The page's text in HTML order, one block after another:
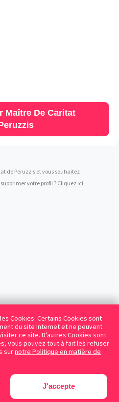
nous
indépendante
Cookies. Certains Cookies sont
du site Internet et ne peuvent
ce site. D'autres Cookies sont
vous pouvez tout à fait les refuser
surnotre Politique en matière de
J'accepte
de Peruzzis et vous souhaitez
votre profil ?Cliquez ici